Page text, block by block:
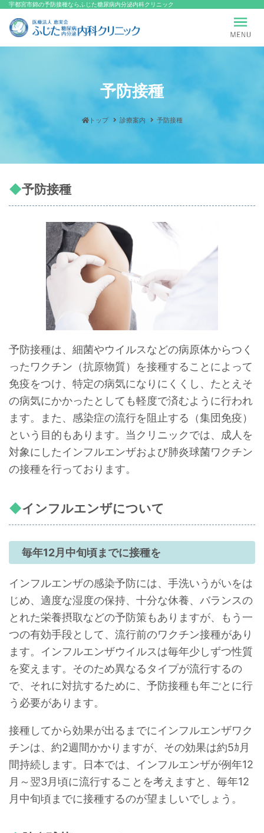
宇都宮市錦の予防接種ならふじた糖尿病内分泌内科クリニック
予防接種
トップ 診療案内 予防接種
予防接種
予防接種は、細菌やウイルスなどの病原体からつく
ったワクチン（抗原物質）を接種することによって
免疫をつけ、特定の病気になりにくくし、たとえそ
の病気にかかったとしても軽度で済むように行われ
ます。また、感染症の流行を阻止する（集団免疫）
という目的もあります。当クリニックでは、成人を
対象にしたインフルエンザおよび肺炎球菌ワクチン
の接種を行っております。
インフルエンザについて
毎年12月中旬頃までに接種を
インフルエンザの感染予防には、手洗いうがいをは
じめ、適度な湿度の保持、十分な休養、バランスの
とれた栄養摂取などの予防策もありますが、もう一
つの有効手段として、流行前のワクチン接種があり
ます。インフルエンザウイルスは毎年少しずつ性質
を変えます。そのため異なるタイプが流行するの
で、それに対抗するために、予防接種も年ごとに行
う必要があります。
接種してから効果が出るまでにインフルエンザワク
チンは、約2週間かかりますが、その効果は約5ｶ月
間持続します。日本では、インフルエンザが例年12
月～翌3月頃に流行することを考えますと、毎年12
月中旬頃までに接種するのが望ましいでしょう。